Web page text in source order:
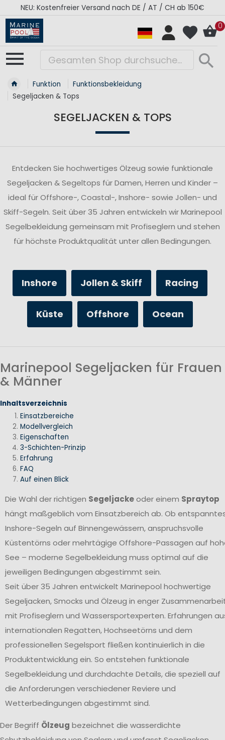
RÉGATES ROYALES Kollektion - Super Sale
0
Funktion
Funktionsbekleidung
Segeljacken & Tops
SEGELJACKEN & TOPS
Entdecken Sie hochwertiges Ölzeug sowie funktionale
Segeljacken & Segeltops für Damen, Herren und Kinder –
ideal für Offshore-, Coastal-, Inshore- sowie Jollen- und
Skiff-Segeln. Seit über 35 Jahren entwickeln wir Marinepool
Segelbekleidung gemeinsam mit Profiseglern und stehen
für höchste Produktqualität unter allen Bedingungen.
Inshore Jollen & Skiff Racing
Küste Offshore Ocean
Marinepool Segeljacken für Frauen
& Männer
Inhaltsverzeichnis
Einsatzbereiche
Modellvergleich
Eigenschaften
3-Schichten-Prinzip
Erfahrung
FAQ
Auf einen Blick
Die Wahl der richtigen Segeljackeoder einem Spraytop
hängt maßgeblich vom Einsatzbereich ab. Ob
Inshore-Segeln auf Binnengewässern, anspruchsvolle
Küstentörns oder mehrtägige Offshore-Passagen auf
See – moderne Segelbekleidung muss optimal auf die
jeweiligen Bedingungen abgestimmt sein.
Seit über 35 Jahren entwickelt Marinepool hochwertige
Segeljacken, Smocks und Ölzeug in enger
mit Profiseglern und Wassersportexperten. Erfahrungen
internationalen Regatten, Hochseetörns und dem
professionellen Segelsport fließen kontinuierlich in die
Produktentwicklung ein. So entstehen funktionale
Segelbekleidung und durchdachte Details, die speziell auf
die Anforderungen verschiedener Reviere und
Wetterbedingungen abgestimmt sind.
Der Begriff Ölzeug bezeichnet die wasserdichte